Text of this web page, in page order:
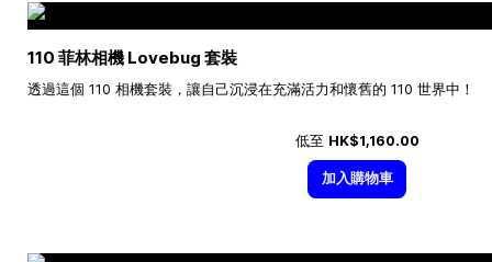
110 菲林相機 Lovebug 套裝
透過這個 110 相機套裝，讓自己沉浸在充滿活力和懷舊的 110 世界中！
低至 HK$1,160.00
加入購物車